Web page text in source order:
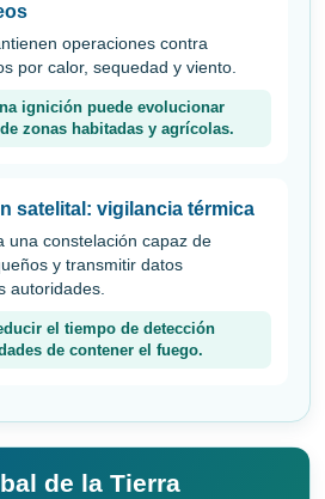
operaciones contra
por calor, sequedad y viento.
ignición puede evolucionar
zonas habitadas y agrícolas.
satelital: vigilancia térmica
una constelación capaz de
y transmitir datos
autoridades.
el tiempo de detección
de contener el fuego.
de la Tierra